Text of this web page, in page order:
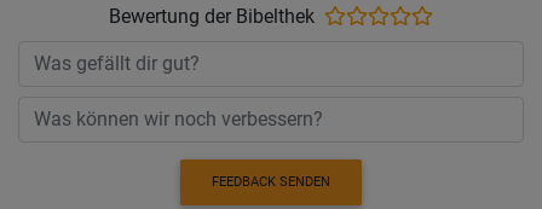
Bewertung der Bibelthek
FEEDBACK SENDEN